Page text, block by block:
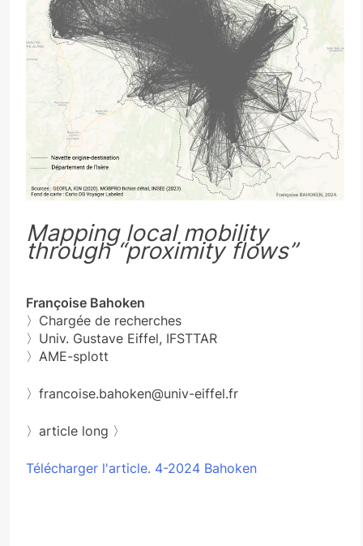
Mapping local mobility
through “proximity flows”
Françoise Bahoken
〉Chargée de recherches
〉Univ. Gustave Eiffel, IFSTTAR
〉AME-splott
〉francoise.bahoken@univ-eiffel.fr
〉article long 〉
Télécharger l'article. 4-2024 Bahoken